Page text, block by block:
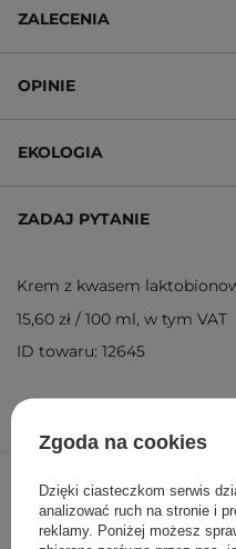
ZALECENIA
OPINIE
EKOLOGIA
ZADAJ PYTANIE
Krem z kwasem
15,60 zł / 100 ml, w tym VAT
ID towaru: 12645
Zgoda na cookies
Dzięki ciasteczkom serwis
analizować ruch na stronie i
reklamy. Poniżej możesz